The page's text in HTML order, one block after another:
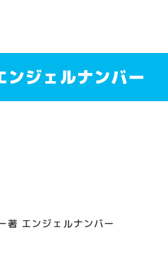
ジェルナンバー
著 エンジェルナンバー